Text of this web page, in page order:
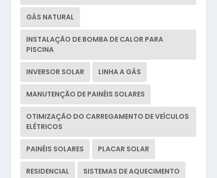
GÁS NATURAL
INSTALAÇÃO DE BOMBA DE CALOR PARA
PISCINA
INVERSOR SOLAR LINHA A GÁS
MANUTENÇÃO DE PAINÉIS SOLARES
OTIMIZAÇÃO DO CARREGAMENTO DE VEÍCULOS
ELÉTRICOS
PAINÉIS SOLARES PLACAR SOLAR
RESIDENCIAL SISTEMAS DE AQUECIMENTO